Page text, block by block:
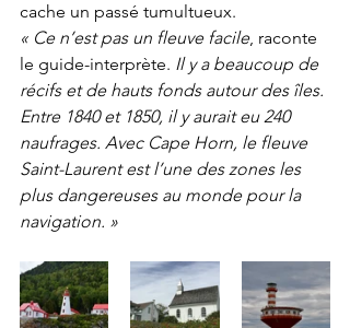
cache un passé tumultueux.
« Ce n’est pas un fleuve facile, raconte
le guide-interprète. Il y a beaucoup de
récifs et de hauts fonds autour des îles.
Entre 1840 et 1850, il y aurait eu 240
naufrages. Avec Cape Horn, le fleuve
Saint-Laurent est l’une des zones les
plus dangereuses au monde pour la
navigation. »